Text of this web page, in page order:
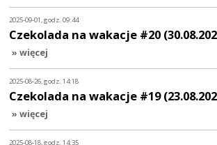
2025-09-01, godz. 09:44
Czekolada na wakacje #20
» więcej
2025-08-26, godz. 14:18
Czekolada na wakacje #19
» więcej
2025-08-18, godz. 14:35